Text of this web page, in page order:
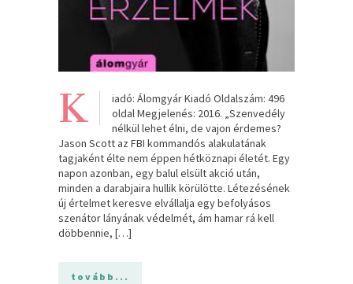
K
iadó: Álomgyár Kiadó Oldalszám: 496
oldal Megjelenés: 2016. „Szenvedély
nélkül lehet élni, de vajon érdemes?
Jason Scott az FBI kommandós alakulatának
tagjaként élte nem éppen hétköznapi életét. Egy
napon azonban, egy balul elsült akció után,
minden a darabjaira hullik körülötte. Létezésének
új értelmet keresve elvállalja egy befolyásos
szenátor lányának védelmét, ám hamar rá kell
döbbennie, […]
tovább...